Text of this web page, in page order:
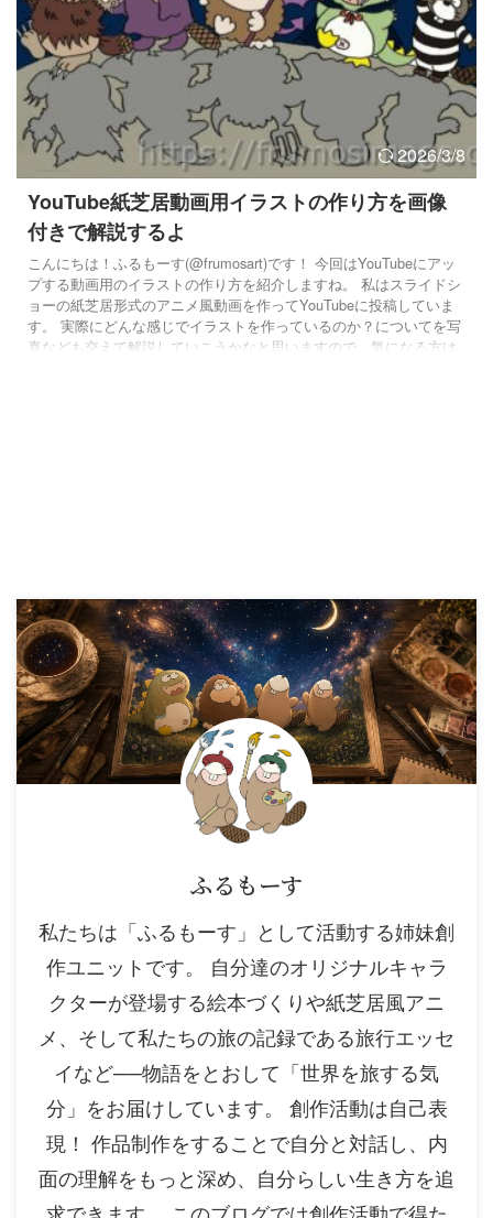
2026/3/8
YouTube紙芝居動画用イラストの作り方を画像
付きで解説するよ
こんにちは！ふるもーす(@frumosart)です！ 今回はYouTubeにアッ
プする動画用のイラストの作り方を紹介しますね。 私はスライドシ
ョーの紙芝居形式のアニメ風動画を作ってYouTubeに投稿していま
す。 実際にどんな感じでイラストを作っているのか？についてを写
真なども交えて解説していこうかなと思いますので、気になる方は
ふるもーす
私たちは「ふるもーす」として活動する姉妹創
作ユニットです。 自分達のオリジナルキャラ
クターが登場する絵本づくりや紙芝居風アニ
メ、そして私たちの旅の記録である旅行エッセ
イなど──物語をとおして「世界を旅する気
分」をお届けしています。 創作活動は自己表
現！ 作品制作をすることで自分と対話し、内
面の理解をもっと深め、自分らしい生き方を追